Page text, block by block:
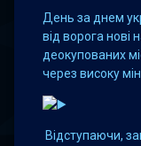
День за днем
від ворога нові
деокупованих
через високу
Відступаючи,